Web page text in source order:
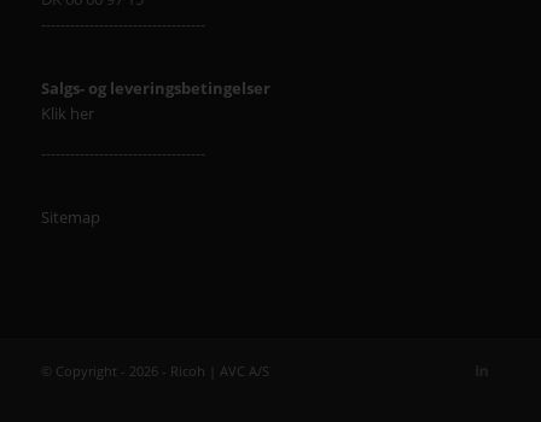
----------------------------------
Salgs- og leveringsbetingelser
Klik her
----------------------------------
Sitemap
© Copyright - 2026 - Ricoh | AVC A/S